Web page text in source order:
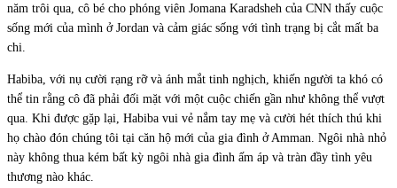
năm trôi qua, cô bé cho phóng viên Jomana Karadsheh của CNN thấy cuộc
sống mới của mình ở Jordan và cảm giác sống với tình trạng bị cắt mất ba
chi.
Habiba, với nụ cười rạng rỡ và ánh mắt tinh nghịch, khiến người ta khó có
thể tin rằng cô đã phải đối mặt với một cuộc chiến gần như không thể vượt
qua. Khi được gặp lại, Habiba vui vẻ nắm tay mẹ và cười hét thích thú khi
họ chào đón chúng tôi tại căn hộ mới của gia đình ở Amman. Ngôi nhà nhỏ
này không thua kém bất kỳ ngôi nhà gia đình ấm áp và tràn đầy tình yêu
thương nào khác.